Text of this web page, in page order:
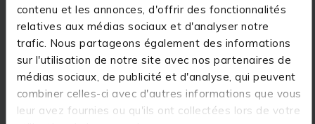
contenu et les annonces, d'offrir des fonctionnalités
relatives aux médias sociaux et d'analyser notre
trafic. Nous partageons également des informations
sur l'utilisation de notre site avec nos partenaires de
médias sociaux, de publicité et d'analyse, qui peuvent
combiner celles-ci avec d'autres informations que vous
leur avez fournies ou qu'ils ont collectées lors de votre
Détails
Caractéristiques :
10cm x 9cm x 5.5cm